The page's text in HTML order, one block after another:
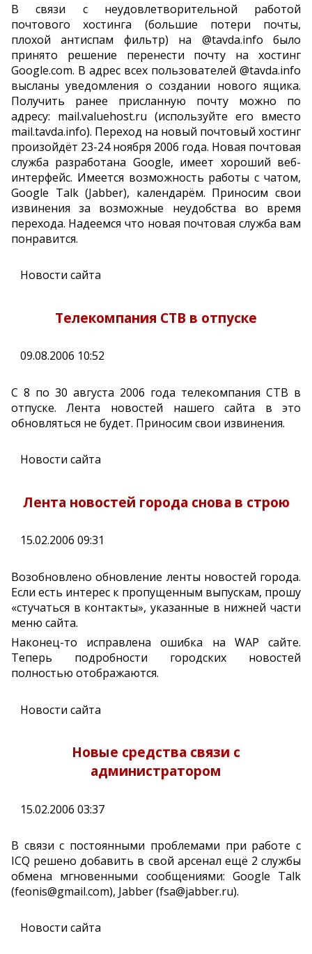
В связи с неудовлетворительной работой
почтового хостинга (большие потери почты,
плохой антиспам фильтр) на @tavda.info было
принято решение перенести почту на хостинг
Google.com. В адрес всех пользователей @tavda.info
высланы уведомления о создании нового ящика.
Получить ранее присланную почту можно по
адресу: mail.valuehost.ru (используйте его вместо
mail.tavda.info). Переход на новый почтовый хостинг
произойдёт 23-24 ноября 2006 года. Новая почтовая
служба разработана Google, имеет хороший веб-
интерфейс. Имеется возможность работы с чатом,
Google Talk (Jabber), календарём. Приносим свои
извинения за возможные неудобства во время
перехода. Надеемся что новая почтовая служба вам
понравится.
Новости сайта
Телекомпания СТВ в отпуске
09.08.2006 10:52
С 8 по 30 августа 2006 года телекомпания СТВ в
отпуске. Лента новостей нашего сайта в это
обновляться не будет. Приносим свои извинения.
Новости сайта
Лента новостей города снова в строю
15.02.2006 09:31
Возобновлено обновление ленты новостей города.
Если есть интерес к пропущенным выпускам, прошу
«стучаться в контакты», указанные в нижней части
меню сайта.
Наконец-то исправлена ошибка на WAP сайте.
Теперь подробности городских новостей
полностью отображаются.
Новости сайта
Новые средства связи с
администратором
15.02.2006 03:37
В связи с постоянными проблемами при работе с
ICQ решено добавить в свой арсенал ещё 2 службы
обмена мгновенными сообщениями: Google Talk
(feonis@gmail.com), Jabber (fsa@jabber.ru).
Новости сайта